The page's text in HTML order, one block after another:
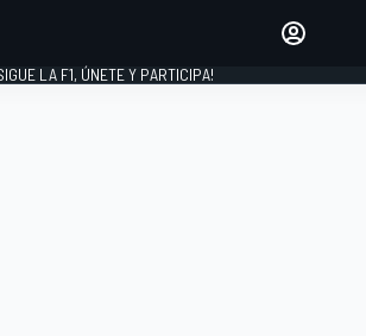
LA F1, ÚNETE Y PARTICIPA!